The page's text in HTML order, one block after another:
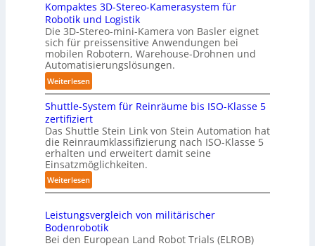
r
f
ü
r
T
a
u
h
r
o
b
o
t
e
s
i
e
r
u
n
g
s
t
r
e
f
f
0
6
D
-
H
a
n
d
l
n
g
-
S
y
s
t
m
Kompaktes 3D-Stereo-Kamerasystem für
Robotik und Logistik
Die 3D-Stereo-mini-Kamera von Basler eignet
sich für preissensitive Anwendungen bei
mobilen Robotern, Warehouse-Drohnen und
Automatisierungslösungen.
Weiterlesen:
K
o
m
p
a
k
t
e
3
D
-
Shuttle-System für Reinräume bis ISO-Klasse 5
zertifiziert
Das Shuttle Stein Link von Stein Automation hat
die Reinraumklassifizierung nach ISO-Klasse 5
erhalten und erweitert damit seine
Einsatzmöglichkeiten.
Weiterlesen:
S
u
t
Leistungsvergleich von militärischer
Bodenrobotik
Bei den European Land Robot Trials (ELROB)